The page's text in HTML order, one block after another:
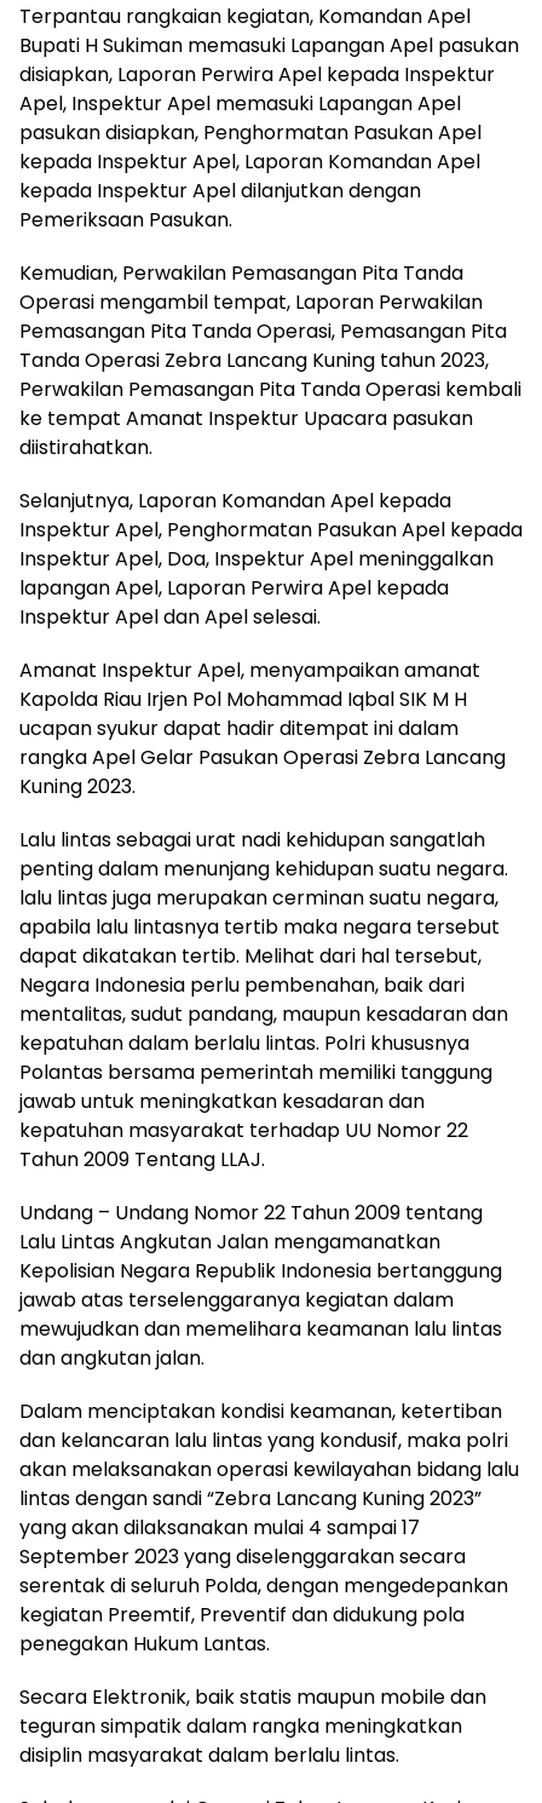
Terpantau rangkaian kegiatan, Komandan Apel
Bupati H Sukiman memasuki Lapangan Apel pasukan
disiapkan, Laporan Perwira Apel kepada Inspektur
Apel, Inspektur Apel memasuki Lapangan Apel
pasukan disiapkan, Penghormatan Pasukan Apel
kepada Inspektur Apel, Laporan Komandan Apel
kepada Inspektur Apel dilanjutkan dengan
Pemeriksaan Pasukan.
Kemudian, Perwakilan Pemasangan Pita Tanda
Operasi mengambil tempat, Laporan Perwakilan
Pemasangan Pita Tanda Operasi, Pemasangan Pita
Tanda Operasi Zebra Lancang Kuning tahun 2023,
Perwakilan Pemasangan Pita Tanda Operasi kembali
ke tempat Amanat Inspektur Upacara pasukan
diistirahatkan.
Selanjutnya, Laporan Komandan Apel kepada
Inspektur Apel, Penghormatan Pasukan Apel kepada
Inspektur Apel, Doa, Inspektur Apel meninggalkan
lapangan Apel, Laporan Perwira Apel kepada
Inspektur Apel dan Apel selesai.
Amanat Inspektur Apel, menyampaikan amanat
Kapolda Riau Irjen Pol Mohammad Iqbal SIK M H
ucapan syukur dapat hadir ditempat ini dalam
rangka Apel Gelar Pasukan Operasi Zebra Lancang
Kuning 2023.
Lalu lintas sebagai urat nadi kehidupan sangatlah
penting dalam menunjang kehidupan suatu negara.
lalu lintas juga merupakan cerminan suatu negara,
apabila lalu lintasnya tertib maka negara tersebut
dapat dikatakan tertib. Melihat dari hal tersebut,
Negara Indonesia perlu pembenahan, baik dari
mentalitas, sudut pandang, maupun kesadaran dan
kepatuhan dalam berlalu lintas. Polri khususnya
Polantas bersama pemerintah memiliki tanggung
jawab untuk meningkatkan kesadaran dan
kepatuhan masyarakat terhadap UU Nomor 22
Tahun 2009 Tentang LLAJ.
Undang – Undang Nomor 22 Tahun 2009 tentang
Lalu Lintas Angkutan Jalan mengamanatkan
Kepolisian Negara Republik Indonesia bertanggung
jawab atas terselenggaranya kegiatan dalam
mewujudkan dan memelihara keamanan lalu lintas
dan angkutan jalan.
Dalam menciptakan kondisi keamanan, ketertiban
dan kelancaran lalu lintas yang kondusif, maka polri
akan melaksanakan operasi kewilayahan bidang lalu
lintas dengan sandi “Zebra Lancang Kuning 2023”
yang akan dilaksanakan mulai 4 sampai 17
September 2023 yang diselenggarakan secara
serentak di seluruh Polda, dengan mengedepankan
kegiatan Preemtif, Preventif dan didukung pola
penegakan Hukum Lantas.
Secara Elektronik, baik statis maupun mobile dan
teguran simpatik dalam rangka meningkatkan
disiplin masyarakat dalam berlalu lintas.